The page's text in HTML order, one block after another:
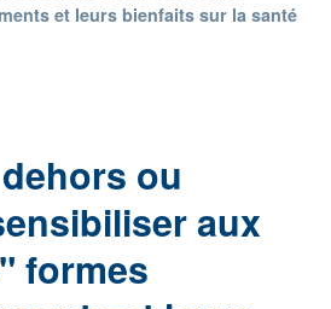
et leurs bienfaits sur la santé
ou
aux
formes